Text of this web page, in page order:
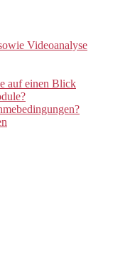
Videoanalyse
auf einen Blick